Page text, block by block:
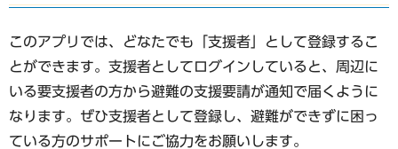
このアプリでは、どなたでも「支援者」として登録するこ
とができます。支援者としてログインしていると、周辺に
いる要支援者の方から避難の支援要請が通知で届くように
なります。ぜひ支援者として登録し、避難ができずに困っ
ている方のサポートにご協力をお願いします。